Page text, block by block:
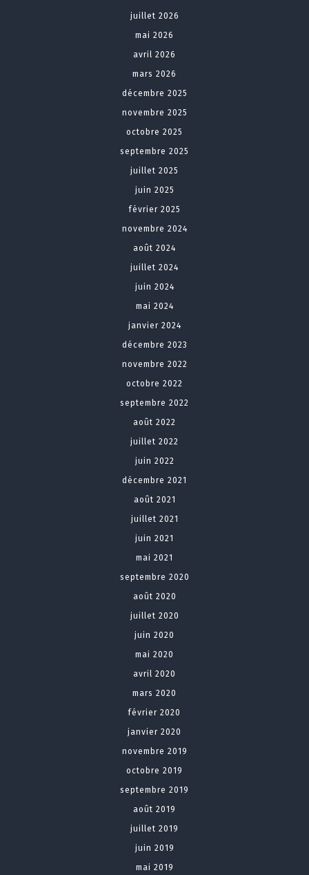
juillet 2026
mai 2026
avril 2026
mars 2026
décembre 2025
novembre 2025
octobre 2025
septembre 2025
juillet 2025
juin 2025
février 2025
novembre 2024
août 2024
juillet 2024
juin 2024
mai 2024
janvier 2024
décembre 2023
novembre 2022
octobre 2022
septembre 2022
août 2022
juillet 2022
juin 2022
décembre 2021
août 2021
juillet 2021
juin 2021
mai 2021
septembre 2020
août 2020
juillet 2020
juin 2020
mai 2020
avril 2020
mars 2020
février 2020
janvier 2020
novembre 2019
octobre 2019
septembre 2019
août 2019
juillet 2019
juin 2019
mai 2019